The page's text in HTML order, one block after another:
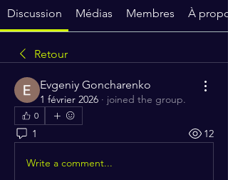
Discussion Médias Membres À
Retour
Evgeniy Goncharenko
1 février 2026 · joined the group.
0
1 12
Write a comment...